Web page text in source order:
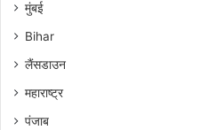
मुंबई
Bihar
लैंसडाउन
महाराष्ट्र
पंजाब